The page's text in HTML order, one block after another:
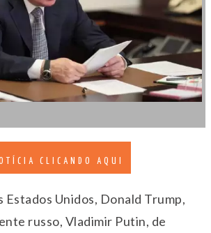
CLICANDO AQUI
Estados Unidos, Donald Trump,
russo, Vladimir Putin, de